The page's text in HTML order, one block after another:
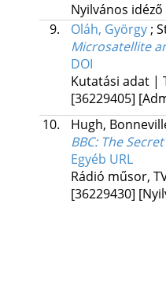
Nyilvános
9.
Oláh, György;
Microsatellite
DOI
Kutatási adat |
[36229405]
10.
Hugh,
BBC: The
Egyéb URL
Rádió műsor,
[36229430]